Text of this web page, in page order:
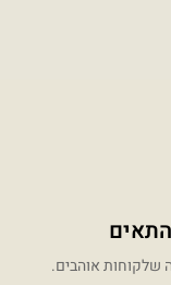
שלקוחות אוהבים.